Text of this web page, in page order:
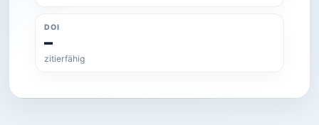
DOI
–
zitierfähig